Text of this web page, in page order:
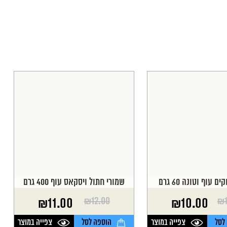
עוף וטונה 60 גרם
₪
₪10.00
צפייה במוצר
שמורי חתול ויסקאס עוף 400 גרם
₪12.00
המחיר
המקורי
₪11.00
המחיר
הנוכחי
הוספה לסל צפייה במוצר